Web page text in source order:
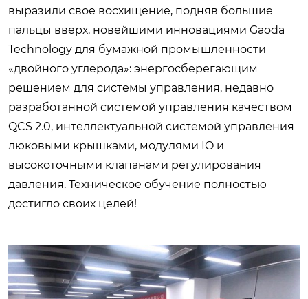
выразили свое восхищение, подняв большие
пальцы вверх, новейшими инновациями Gaoda
Technology для бумажной промышленности
«двойного углерода»: энергосберегающим
решением для системы управления, недавно
разработанной системой управления качеством
QCS 2.0, интеллектуальной системой управления
люковыми крышками, модулями IO и
высокоточными клапанами регулирования
давления. Техническое обучение полностью
достигло своих целей!